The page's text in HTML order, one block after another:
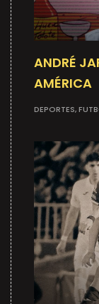
ANDRÉ
AMÉRICA
DEPORTES,